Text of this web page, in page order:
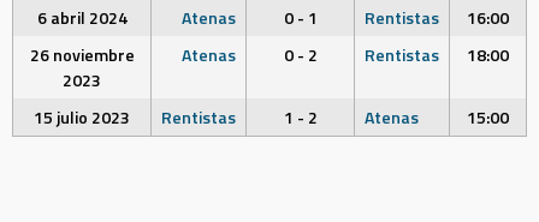
6 abril 2024
Atenas 0 - 1 Rentistas
16:00
26 noviembre
2023
Atenas 0 - 2 Rentistas 18:00
15 julio 2023 Rentistas 1 - 2 Atenas 15:00